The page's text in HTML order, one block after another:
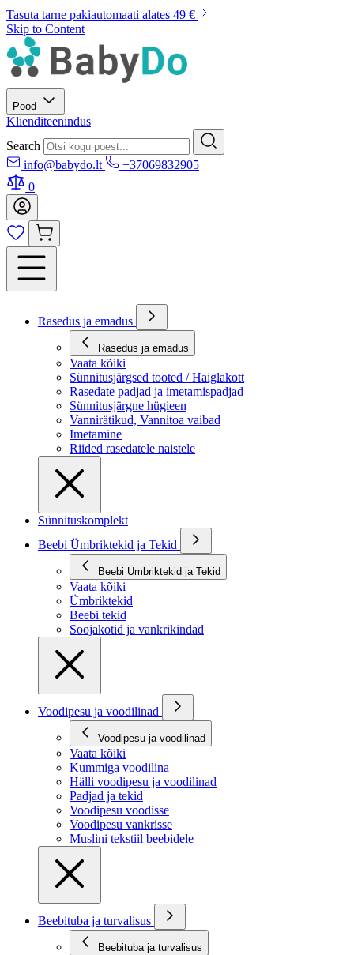
Tasuta tarne pakiautomaati alates 49 €
Skip to Content
Pood
Klienditeenindus
Search
info@babydo.lt
+37069832905
0
Rasedus ja emadus
Rasedus ja emadus
Vaata kõiki
Sünnitusjärgsed tooted / Haiglakott
Rasedate padjad ja imetamispadjad
Sünnitusjärgne hügieen
Vannirätikud, Vannitoa vaibad
Imetamine
Riided rasedatele naistele
Sünnituskomplekt
Beebi Ümbriktekid ja Tekid
Beebi Ümbriktekid ja Tekid
Vaata kõiki
Ümbriktekid
Beebi tekid
Soojakotid ja vankrikindad
Voodipesu ja voodilinad
Voodipesu ja voodilinad
Vaata kõiki
Kummiga voodilina
Hälli voodipesu ja voodilinad
Padjad ja tekid
Voodipesu voodisse
Voodipesu vankrisse
Muslini tekstiil beebidele
Beebituba ja turvalisus
Beebituba ja turvalisus